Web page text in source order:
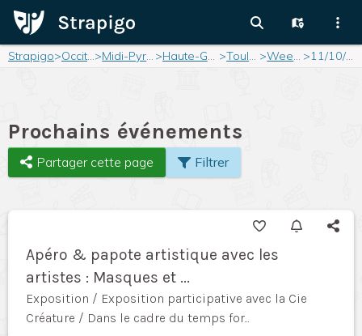
Strapigo> Occitanie> Midi-Pyrénées > Haute-Garonne > Toulouse > Weekend > 11/10/2025
Prochains événements
Partager cette page Filtrer
Apéro & papote artistique avec les
artistes : Masques et ...
Exposition / Exposition participative avec la Cie
Créature / Dans le cadre du temps for...